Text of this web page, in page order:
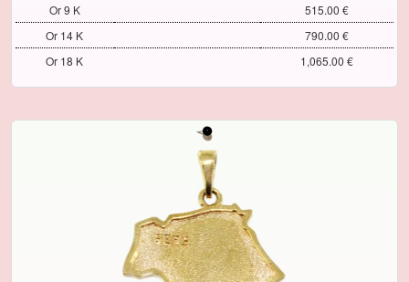
Or 9 K
515.00 €
Or 14 K
790.00 €
Or 18 K
1,065.00 €